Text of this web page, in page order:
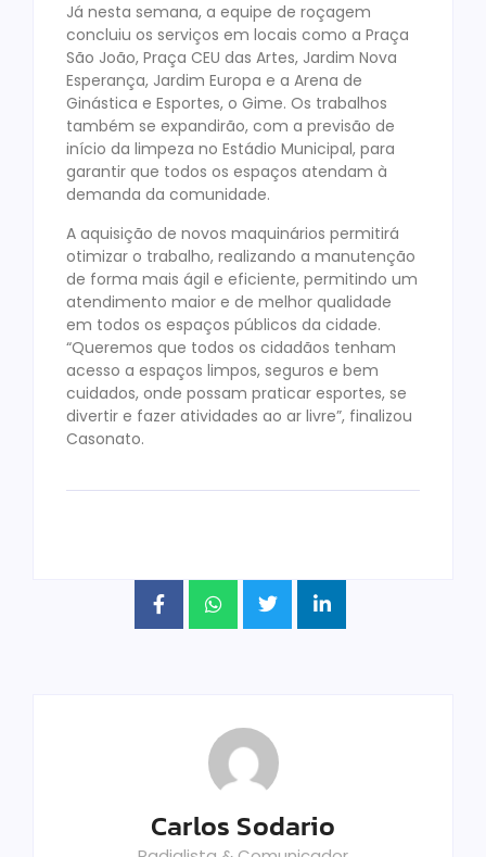
Já nesta semana, a equipe de roçagem
concluiu os serviços em locais como a Praça
São João, Praça CEU das Artes, Jardim Nova
Esperança, Jardim Europa e a Arena de
Ginástica e Esportes, o Gime. Os trabalhos
também se expandirão, com a previsão de
início da limpeza no Estádio Municipal, para
garantir que todos os espaços atendam à
demanda da comunidade.
A aquisição de novos maquinários permitirá
otimizar o trabalho, realizando a manutenção
de forma mais ágil e eficiente, permitindo um
atendimento maior e de melhor qualidade
em todos os espaços públicos da cidade.
“Queremos que todos os cidadãos tenham
acesso a espaços limpos, seguros e bem
cuidados, onde possam praticar esportes, se
divertir e fazer atividades ao ar livre”, finalizou
Casonato.
Carlos Sodario